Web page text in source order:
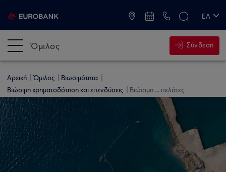
ΕΛ
Όμιλος Σύνδεση
Αρχική Όμιλος
Βιωσιμότητα
Βιώσιμη χρηματοδότηση και επενδύσεις
Βιώσιμη ... πελάτες